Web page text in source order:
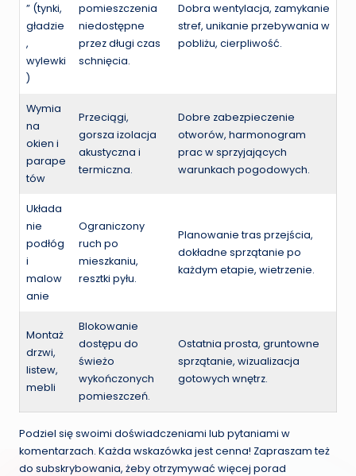
” (tynki,
gładzie
,
wylewki
)
pomieszczenia
niedostępne
przez długi czas
schnięcia.
Dobra wentylacja, zamykanie
stref, unikanie przebywania w
pobliżu, cierpliwość.
Wymia
na
okien i
parape
tów
Przeciągi,
gorsza izolacja
akustyczna i
termiczna.
Dobre zabezpieczenie
otworów, harmonogram
prac w sprzyjających
warunkach pogodowych.
Układa
nie
podłóg
i
malow
anie
Ograniczony
ruch po
mieszkaniu,
resztki pyłu.
Planowanie tras przejścia,
dokładne sprzątanie po
każdym etapie, wietrzenie.
Montaż
drzwi,
listew,
mebli
Blokowanie
dostępu do
świeżo
wykończonych
pomieszczeń.
Ostatnia prosta, gruntowne
sprzątanie, wizualizacja
gotowych wnętrz.
Podziel się swoimi doświadczeniami lub pytaniami w
komentarzach. Każda wskazówka jest cenna! Zapraszam też
do subskrybowania, żeby otrzymywać więcej porad